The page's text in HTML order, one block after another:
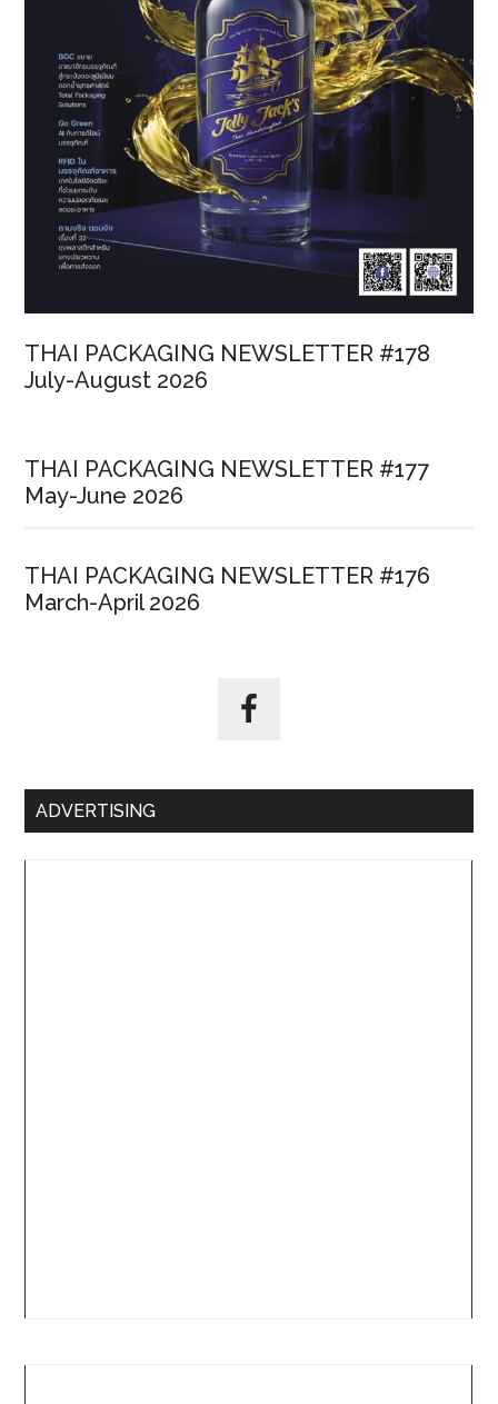
THAI PACKAGING NEWSLETTER #178
July-August 2026
THAI PACKAGING NEWSLETTER #177
May-June 2026
THAI PACKAGING NEWSLETTER #176
March-April 2026
ADVERTISING